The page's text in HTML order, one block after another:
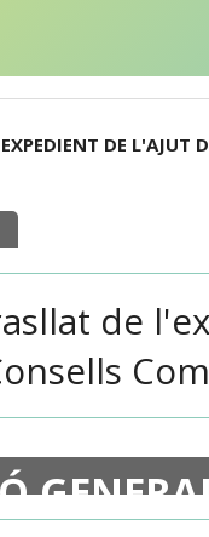
DE L'AJUT
de